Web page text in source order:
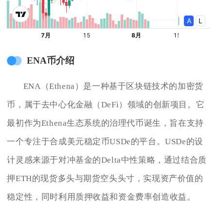
ENA币介绍
ENA（Ethena）是一种基于区块链技术的加密货
币，属于去中心化金融（DeFi）领域的创新项目。它
最初作为Ethena生态系统的治理代币诞生，旨在支持
一个专注于合成美元稳定币USDe的平台。USDe的设
计灵感来源于对冲基金的Delta中性策略，通过结合质
押ETH的现货多头与期货空头头寸，实现资产价值的
稳定性，同时利用质押收益和资金费率创造收益。